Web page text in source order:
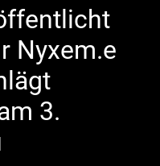
Nyxem.e
3.